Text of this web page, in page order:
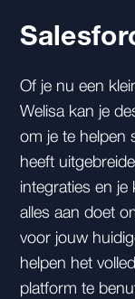
Of je nu een
Welisa kan je
om je te helpen
heeft
integraties en je
alles aan doet
voor jouw
helpen het
platform te